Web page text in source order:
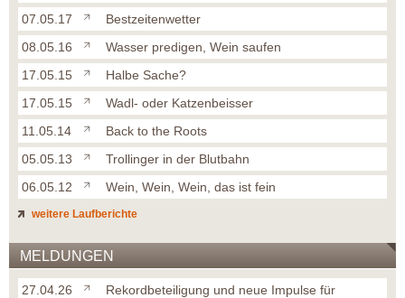
07.05.17
Bestzeitenwetter
08.05.16
Wasser predigen, Wein saufen
17.05.15
Halbe Sache?
17.05.15
Wadl- oder Katzenbeisser
11.05.14
Back to the Roots
05.05.13
Trollinger in der Blutbahn
06.05.12
Wein, Wein, Wein, das ist fein
weitere Laufberichte
MELDUNGEN
27.04.26 Rekordbeteiligung und neue Impulse für